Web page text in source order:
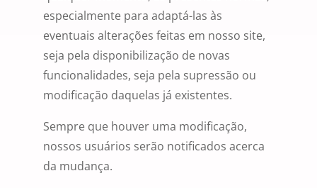
especialmente para adaptá-las às
eventuais alterações feitas em nosso site,
seja pela disponibilização de novas
funcionalidades, seja pela supressão ou
modificação daquelas já existentes.
Sempre que houver uma modificação,
nossos usuários serão notificados acerca
da mudança.